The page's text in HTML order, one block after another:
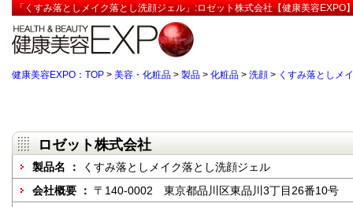
「くすみ落としメイク落とし洗顔ジェル」:ロゼット株式会社【健康美容EXPO
健康美容EXPO：TOP > 美容・化粧品 > 製品 > 化粧品 > 洗顔 > くすみ落としメ
ロゼット株式会社
製品名 ：
くすみ落としメイク落とし洗顔ジェル
会社概要 ： 〒140-0002 東京都品川区東品川3丁目26番10号